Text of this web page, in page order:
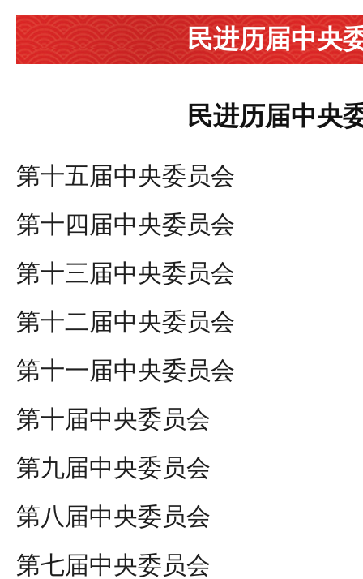
民进历届中央
民进历届中央
第十五届中央委员会
第十四届中央委员会
第十三届中央委员会
第十二届中央委员会
第十一届中央委员会
第十届中央委员会
第九届中央委员会
第八届中央委员会
第七届中央委员会